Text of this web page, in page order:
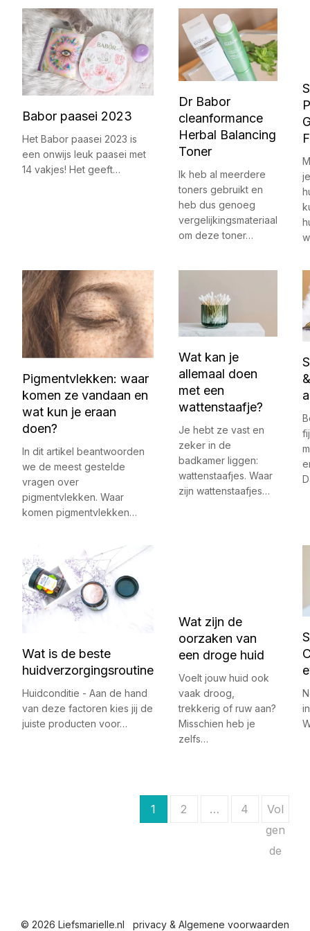
Babor paasei 2023
Het Babor paasei 2023 is
een onwijs leuk paasei met
14 vakjes! Het geeft…
Dr Babor
cleanformance
Herbal Balancing
Toner
Ik heb al meerdere
toners gebruikt en
heb dus genoeg
vergelijkingsmateriaal
om deze toner…
je
Pigmentvlekken: waar
komen ze vandaan en
wat kun je eraan
doen?
In dit artikel beantwoorden
we de meest gestelde
vragen over
pigmentvlekken. Waar
komen pigmentvlekken…
Wat kan je
allemaal doen
met een
wattenstaafje?
Je hebt ze vast en
zeker in de
badkamer liggen:
wattenstaafjes. Waar
zijn wattenstaafjes…
Wat is de beste
huidverzorgingsroutine
Huidconditie - Aan de hand
van deze factoren kies jij de
juiste producten voor…
Wat zijn de
oorzaken van
een droge huid
Voelt jouw huid ook
vaak droog,
trekkerig of ruw aan?
Misschien heb je
zelfs…
1 2 … 4
Vol
gen
de
© 2026 Liefsmarielle.nl privacy & Algemene voorwaarden